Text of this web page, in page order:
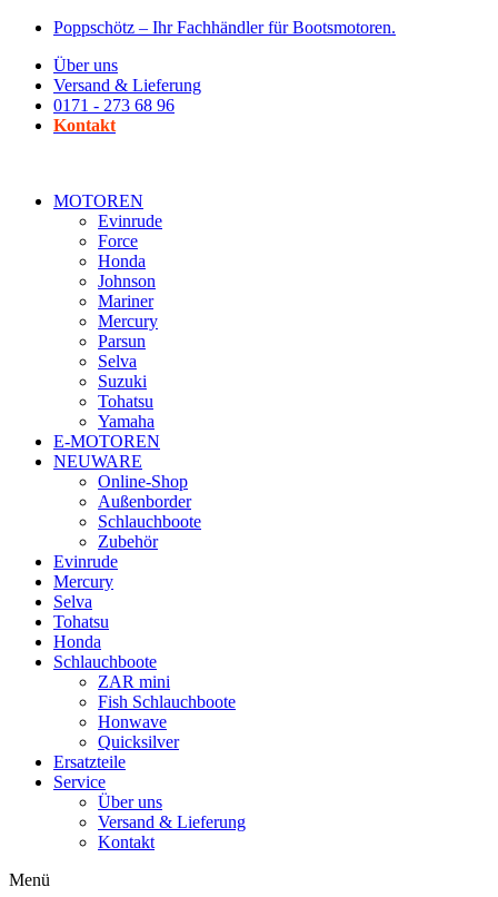
Zum
wechseln
Poppschötz – Ihr Fachhändler für Bootsmotoren.
Über uns
Versand & Lieferung
0171 - 273 68 96
Kontakt
MOTOREN
Evinrude
Force
Honda
Johnson
Mariner
Mercury
Parsun
Selva
Suzuki
Tohatsu
Yamaha
E-MOTOREN
NEUWARE
Online-Shop
Außenborder
Schlauchboote
Zubehör
Evinrude
Mercury
Selva
Tohatsu
Honda
Schlauchboote
ZAR mini
Fish Schlauchboote
Honwave
Quicksilver
Ersatzteile
Service
Über uns
Versand & Lieferung
Kontakt
Menü